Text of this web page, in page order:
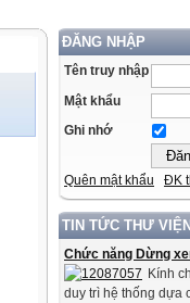
ĐĂNG NHẬP
Tên truy nhập
Mật khẩu
Ghi nhớ
Quên mật khẩu ĐK
TIN TỨC THƯ VIỆN
Chức năng Dừng
Kính
duy trì hệ thống dựa